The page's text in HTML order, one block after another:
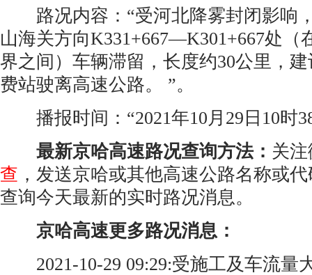
路况内容：“受河北降雾封闭影响
山海关方向K331+667—K301+667处（
界之间）车辆滞留，长度约30公里，
费站驶离高速公路。 ​​​​”。
播报时间：“2021年10月29日10时
最新京哈高速路况查询方法： 关
查 ，发送京哈或其他高速公路名称或
查询今天最新的实时路况消息。
京哈高速更多路况消息：
2021-10-29 09:29:受施工及车流量